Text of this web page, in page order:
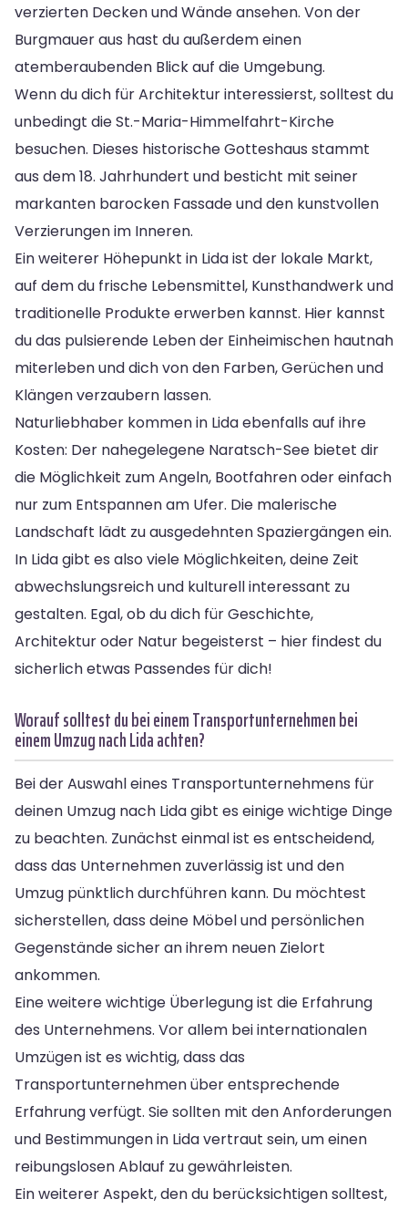
verzierten Decken und Wände ansehen. Von der
Burgmauer aus hast du außerdem einen
atemberaubenden Blick auf die Umgebung.
Wenn du dich für Architektur interessierst, solltest du
unbedingt die St.-Maria-Himmelfahrt-Kirche
besuchen. Dieses historische Gotteshaus stammt
aus dem 18. Jahrhundert und besticht mit seiner
markanten barocken Fassade und den kunstvollen
Verzierungen im Inneren.
Ein weiterer Höhepunkt in Lida ist der lokale Markt,
auf dem du frische Lebensmittel, Kunsthandwerk und
traditionelle Produkte erwerben kannst. Hier kannst
du das pulsierende Leben der Einheimischen hautnah
miterleben und dich von den Farben, Gerüchen und
Klängen verzaubern lassen.
Naturliebhaber kommen in Lida ebenfalls auf ihre
Kosten: Der nahegelegene Naratsch-See bietet dir
die Möglichkeit zum Angeln, Bootfahren oder einfach
nur zum Entspannen am Ufer. Die malerische
Landschaft lädt zu ausgedehnten Spaziergängen ein.
In Lida gibt es also viele Möglichkeiten, deine Zeit
abwechslungsreich und kulturell interessant zu
gestalten. Egal, ob du dich für Geschichte,
Architektur oder Natur begeisterst – hier findest du
sicherlich etwas Passendes für dich!
Worauf solltest du bei einem Transportunternehmen bei
einem Umzug nach Lida achten?
Bei der Auswahl eines Transportunternehmens für
deinen Umzug nach Lida gibt es einige wichtige Dinge
zu beachten. Zunächst einmal ist es entscheidend,
dass das Unternehmen zuverlässig ist und den
Umzug pünktlich durchführen kann. Du möchtest
sicherstellen, dass deine Möbel und persönlichen
Gegenstände sicher an ihrem neuen Zielort
ankommen.
Eine weitere wichtige Überlegung ist die Erfahrung
des Unternehmens. Vor allem bei internationalen
Umzügen ist es wichtig, dass das
Transportunternehmen über entsprechende
Erfahrung verfügt. Sie sollten mit den Anforderungen
und Bestimmungen in Lida vertraut sein, um einen
reibungslosen Ablauf zu gewährleisten.
Ein weiterer Aspekt, den du berücksichtigen solltest,